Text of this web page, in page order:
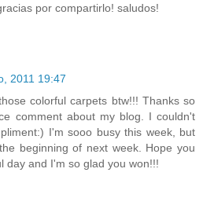
por compartirlo! saludos!
2011 19:47
colorful carpets btw!!! Thanks so
comment about my blog. I couldn't
I'm sooo busy this week, but
beginning of next week. Hope you
day and I'm so glad you won!!!